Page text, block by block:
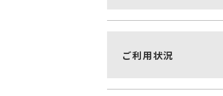
ご利用状況